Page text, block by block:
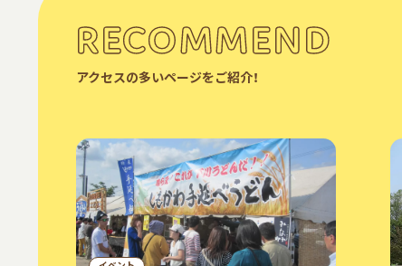
RECOMMEND
アクセスの多いページをご紹介！